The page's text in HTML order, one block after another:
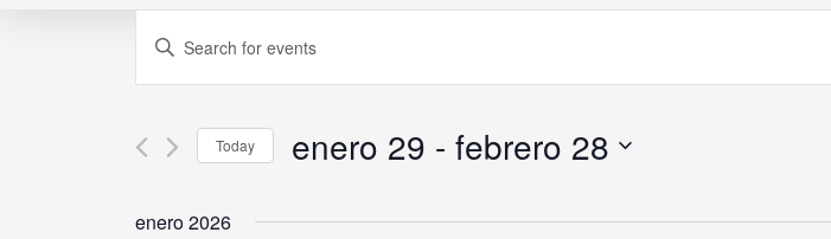
Events
Search
and
Views
Enter
for
Today enero 29 - febrero 28
date.
enero 2026